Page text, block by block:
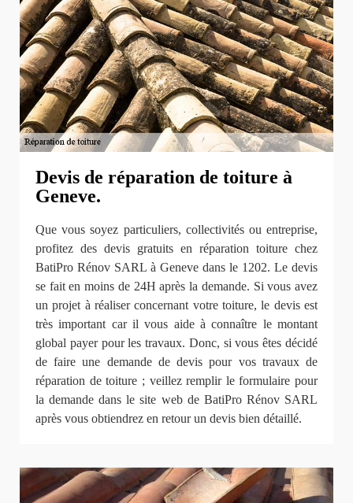
Devis de réparation de toiture à
Geneve.
Que vous soyez particuliers, collectivités ou entreprise,
profitez des devis gratuits en réparation toiture chez
BatiPro Rénov SARL à Geneve dans le 1202. Le devis
se fait en moins de 24H après la demande. Si vous avez
un projet à réaliser concernant votre toiture, le devis est
très important car il vous aide à connaître le montant
global payer pour les travaux. Donc, si vous êtes décidé
de faire une demande de devis pour vos travaux de
réparation de toiture ; veillez remplir le formulaire pour
la demande dans le site web de BatiPro Rénov SARL
après vous obtiendrez en retour un devis bien détaillé.